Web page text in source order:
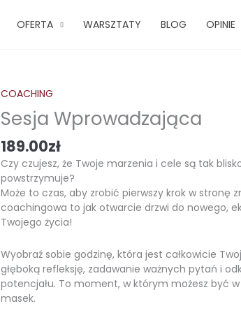
OFERTA WARSZTATY BLOG OPINIE
COACHING
Sesja Wprowadzająca
189.00zł
Czy czujesz, że Twoje marzenia i cele są tak
powstrzymuje?
Może to czas, aby zrobić pierwszy krok w stronę
coachingowa to jak otwarcie drzwi do nowego,
Twojego życia!
Wyobraź sobie godzinę, która jest całkowicie
głęboką refleksję, zadawanie ważnych pytań i
potencjału. To moment, w którym możesz być w
masek.
ilość
Sesja
Wprowadzająca